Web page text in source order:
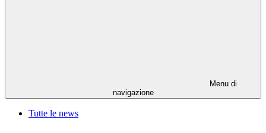
Menu di
navigazione
Tutte le news